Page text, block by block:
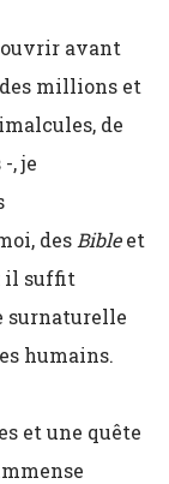
avant
millions et
de
, je
des Bibleet
il suffit
surnaturelle
humains.
et une quête